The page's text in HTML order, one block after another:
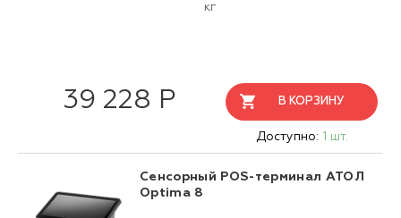
кг
39 228 Р В КОРЗИНУ
Доступно: 1 шт.
Сенсорный POS-терминал АТОЛ
Optima 8